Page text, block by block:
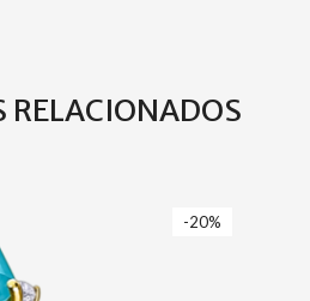
RELACIONADOS
-20%